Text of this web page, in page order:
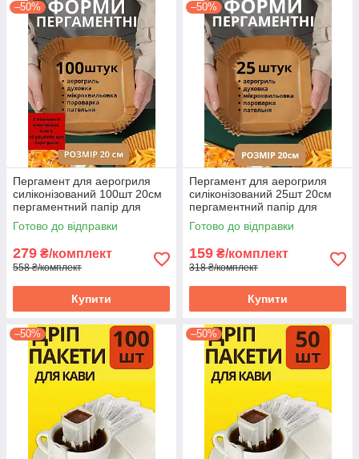
–50%
Пергамент для аерогриля
силіконізований 100шт 20см
пергаментний папір для
випічки в духовці форми
квадратні
Готово до відправки
279 ₴/комплект
558 ₴/комплект
Купити
–50%
Пергамент для аерогриля
силіконізований 25шт 20см
пергаментний папір для
випічки в духовці форми
квадратні
Готово до відправки
159 ₴/комплект
318 ₴/комплект
Купити
–50% –50%